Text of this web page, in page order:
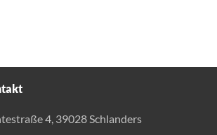
4, 39028 Schlanders